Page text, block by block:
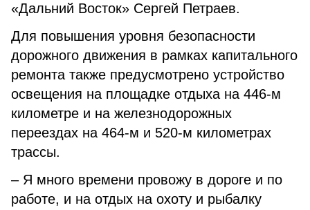
«Дальний Восток» Сергей Петраев.
Для повышения уровня безопасности
дорожного движения в рамках капитального
ремонта также предусмотрено устройство
освещения на площадке отдыха на 446-м
километре и на железнодорожных
переездах на 464-м и 520-м километрах
трассы.
– Я много времени провожу в дороге и по
работе, и на отдых на охоту и рыбалку